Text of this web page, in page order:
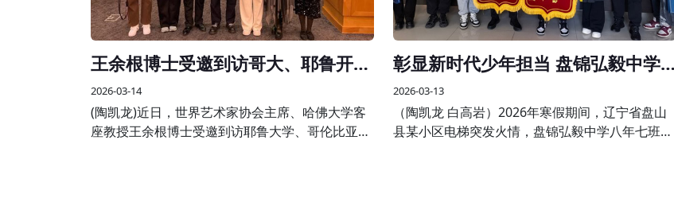
王余根博士受邀到访哥大、耶鲁开展
艺术学术交流
2026-03-14
(陶凯龙)近日，世界艺术家协会主席、哈佛大学客
座教授王余根博士受邀到访耶鲁大学、哥伦比亚大
彰显新时代少年担当 盘锦弘毅中学
学子见义勇为受表彰
2026-03-13
（陶凯龙 白高岩）2026年寒假期间，辽宁省盘山
县某小区电梯突发火情，盘锦弘毅中学八年七班王